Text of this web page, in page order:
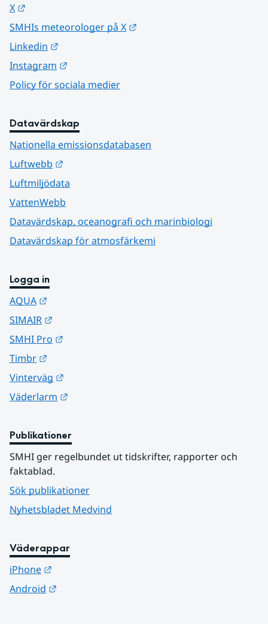
X
SMHIs meteorologer på X
Linkedin
Instagram
Policy för sociala medier
Datavärdskap
Nationella emissionsdatabasen
Luftwebb
Luftmiljödata
VattenWebb
Datavärdskap, oceanografi och marinbiologi
Datavärdskap för atmosfärkemi
Logga in
AQUA
SIMAIR
SMHI Pro
Timbr
Vinterväg
Väderlarm
Publikationer
SMHI ger regelbundet ut tidskrifter, rapporter och
faktablad.
Sök publikationer
Nyhetsbladet Medvind
Väderappar
iPhone
Android